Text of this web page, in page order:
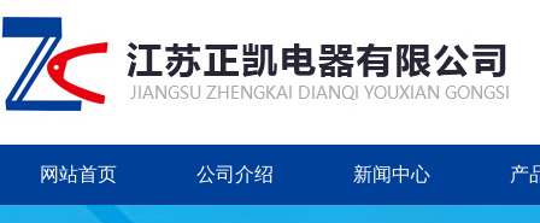
网站首页 公司介绍 新闻中心 产